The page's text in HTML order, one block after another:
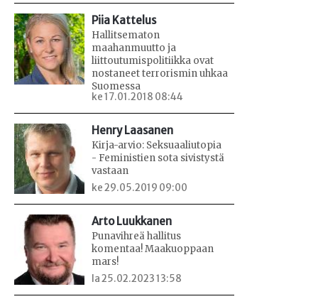
Piia Kattelus
Hallitsematon
maahanmuutto ja
liittoutumispolitiikka ovat
nostaneet terrorismin uhkaa
Suomessa
ke 17.01.2018 08:44
Henry Laasanen
Kirja-arvio: Seksuaaliutopia
- Feministien sota sivistystä
vastaan
ke 29.05.2019 09:00
Arto Luukkanen
Punavihreä hallitus
komentaa! Maakuoppaan
mars!
la 25.02.2023 13:58